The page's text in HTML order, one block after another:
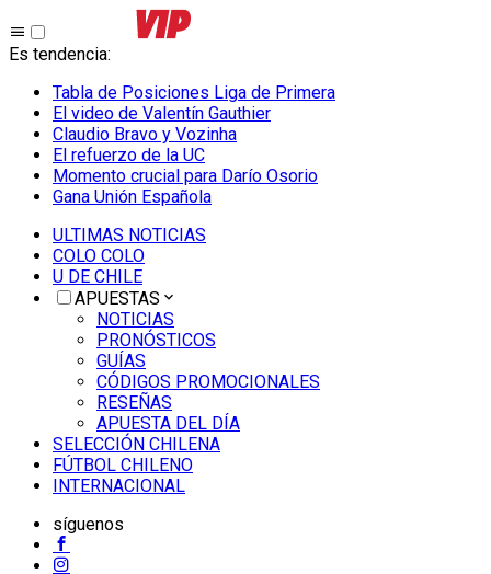
Es tendencia:
Tabla de Posiciones Liga de Primera
El video de Valentín Gauthier
Claudio Bravo y Vozinha
El refuerzo de la UC
Momento crucial para Darío Osorio
Gana Unión Española
ULTIMAS NOTICIAS
COLO COLO
U DE CHILE
APUESTAS
NOTICIAS
PRONÓSTICOS
GUÍAS
CÓDIGOS PROMOCIONALES
RESEÑAS
APUESTA DEL DÍA
SELECCIÓN CHILENA
FÚTBOL CHILENO
INTERNACIONAL
síguenos